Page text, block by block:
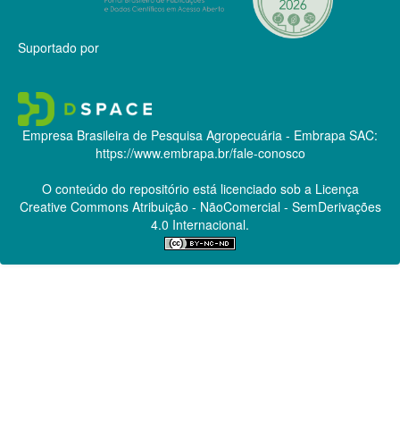
Suportado por
Empresa Brasileira de Pesquisa Agropecuária - Embrapa SAC:
https://www.embrapa.br/fale-conosco
O conteúdo do repositório está licenciado sob a Licença
Creative CommonsAtribuição - NãoComercial - SemDerivações
4.0 Internacional.